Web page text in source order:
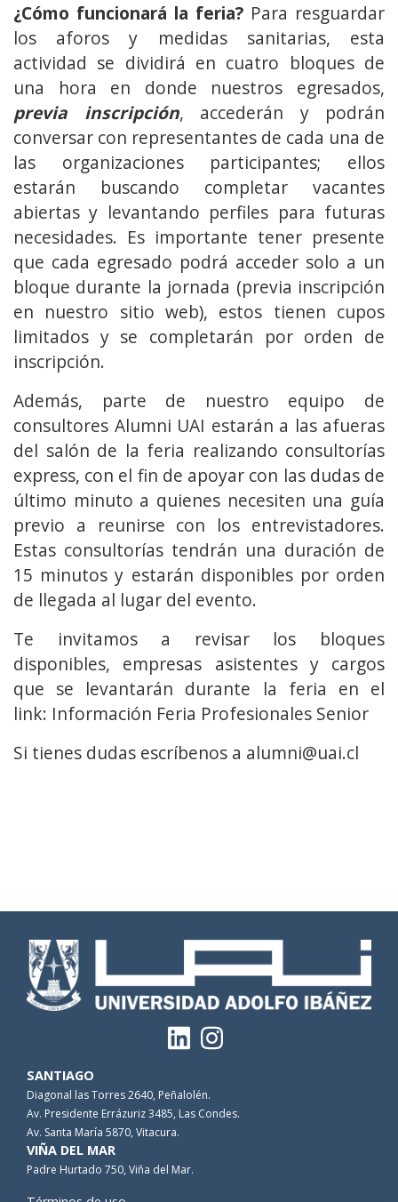
¿Cómo funcionará la feria? Para resguardar
los aforos y medidas sanitarias, esta
actividad se dividirá en cuatro bloques de
una hora en donde nuestros egresados,
previa inscripción, accederán y podrán
conversar con representantes de cada una de
las organizaciones participantes; ellos
estarán buscando completar vacantes
abiertas y levantando perfiles para futuras
necesidades. Es importante tener presente
que cada egresado podrá acceder solo a un
bloque durante la jornada (previa inscripción
en nuestro sitio web), estos tienen cupos
limitados y se completarán por orden de
inscripción.
Además, parte de nuestro equipo de
consultores Alumni UAI estarán a las afueras
del salón de la feria realizando consultorías
express, con el fin de apoyar con las dudas de
último minuto a quienes necesiten una guía
previo a reunirse con los entrevistadores.
Estas consultorías tendrán una duración de
15 minutos y estarán disponibles por orden
de llegada al lugar del evento.
Te invitamos a revisar los bloques
disponibles, empresas asistentes y cargos
que se levantarán durante la feria en el
link: Información Feria Profesionales Senior
Si tienes dudas escríbenos a alumni@uai.cl
SANTIAGO
Diagonal las Torres 2640, Peñalolén.
Av. Presidente Errázuriz 3485, Las Condes.
Av. Santa María 5870, Vitacura.
VIÑA DEL MAR
Padre Hurtado 750, Viña del Mar.